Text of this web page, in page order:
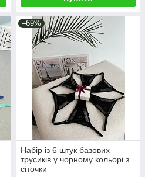
–69%
Набір із 6 штук базових
трусиків у чорному кольорі з
сіточки